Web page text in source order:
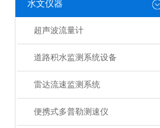
水文仪器
超声波流量计
道路积水监测系统设备
雷达流速监测系统
便携式多普勒测速仪